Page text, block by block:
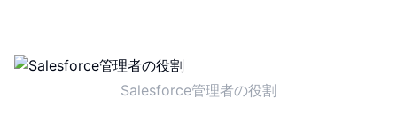
Salesforce管理者の役割